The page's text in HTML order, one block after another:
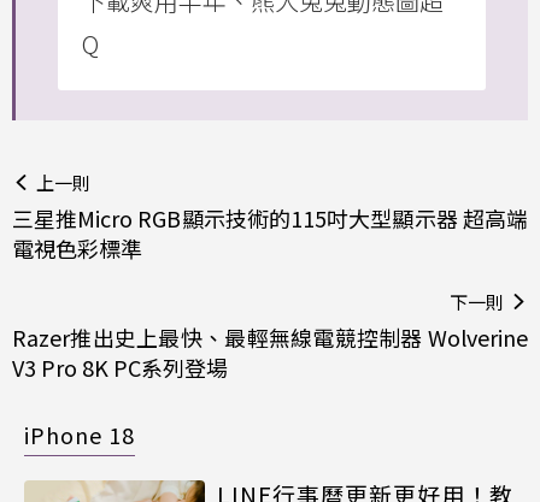
Q
上一則
三星推Micro RGB顯示技術的115吋大型顯示器 超高端
電視色彩標準
下一則
Razer推出史上最快、最輕無線電競控制器 Wolverine
V3 Pro 8K PC系列登場
iPhone 18
LINE行事曆更新更好用！教